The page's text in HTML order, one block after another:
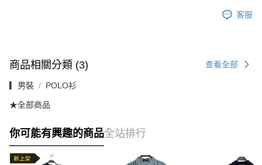
客服
商品相關分類 (3) 查看全部
▎男裝 POLO衫
★全部商品
你可能有興趣的商品全站排行